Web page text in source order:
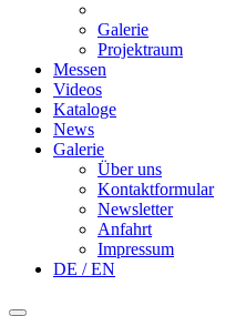
Galerie
Projektraum
Messen
Videos
Kataloge
News
Galerie
Über uns
Kontaktformular
Newsletter
Anfahrt
Impressum
DE / EN